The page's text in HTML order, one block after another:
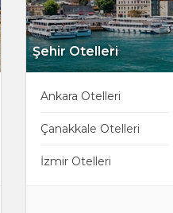
Şehir Otelleri
Ankara Otelleri
Çanakkale Otelleri
İzmir Otelleri